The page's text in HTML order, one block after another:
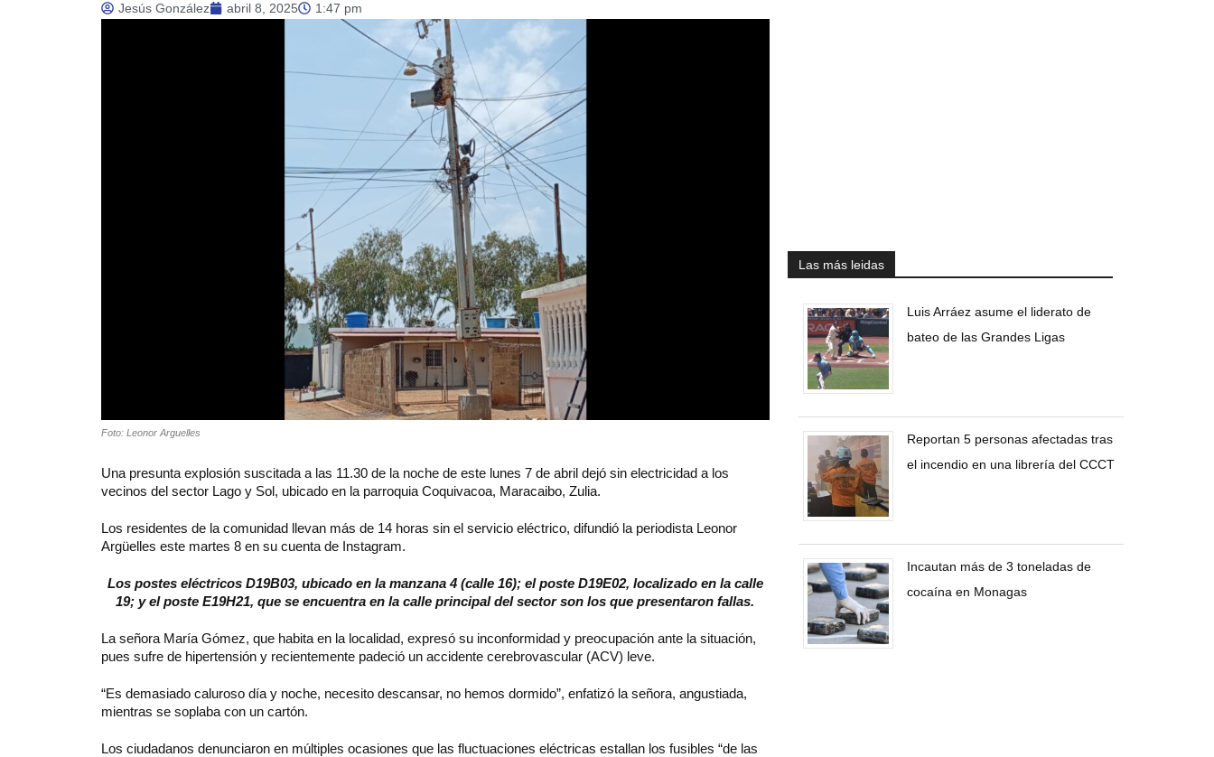
Jesús González abril 8, 2025 1:47 pm
Foto: Leonor Arguelles
Una presunta explosión suscitada a las 11.30 de la noche de este lunes 7 de abril dejó sin electricidad a los
vecinos del sector Lago y Sol, ubicado en la parroquia Coquivacoa, Maracaibo, Zulia.
Los residentes de la comunidad llevan más de 14 horas sin el servicio eléctrico, difundió la periodista Leonor
Argüelles este martes 8 en su cuenta de Instagram.
Los postes eléctricos D19B03, ubicado en la manzana 4 (calle 16); el poste D19E02, localizado en la calle
19; y el poste E19H21, que se encuentra en la calle principal del sector son los que presentaron fallas.
La señora María Gómez, que habita en la localidad, expresó su inconformidad y preocupación ante la situación,
pues sufre de hipertensión y recientemente padeció un accidente cerebrovascular (ACV) leve.
“Es demasiado caluroso día y noche, necesito descansar, no hemos dormido”, enfatizó la señora, angustiada,
mientras se soplaba con un cartón.
Los ciudadanos denunciaron en múltiples ocasiones que las fluctuaciones eléctricas estallan los fusibles “de las
Las más leidas
Luis Arráez asume el liderato de
bateo de las Grandes Ligas
Reportan 5 personas afectadas tras
el incendio en una librería del CCCT
Incautan más de 3 toneladas de
cocaína en Monagas